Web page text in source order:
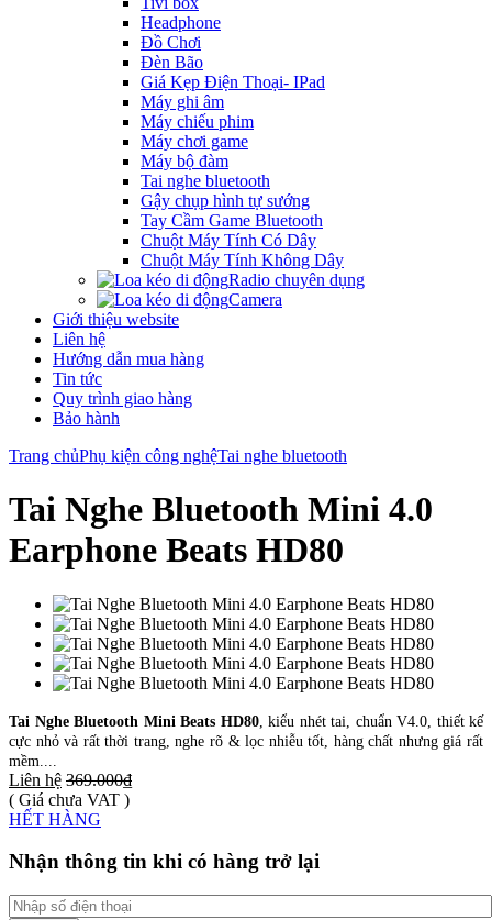
Headphone
Đồ Chơi
Đèn Bão
Giá Kẹp Điện Thoại- IPad
Máy ghi âm
Máy chiếu phim
Máy chơi game
Máy bộ đàm
Tai nghe bluetooth
Gậy chụp hình tự sướng
Tay Cầm Game Bluetooth
Chuột Máy Tính Có Dây
Chuột Máy Tính Không Dây
Radio chuyên dụng
Camera
Giới thiệu website
Liên hệ
Hướng dẫn mua hàng
Tin tức
Quy trình giao hàng
Bảo hành
Trang chủPhụ kiện công nghệTai nghe bluetooth
Tai Nghe Bluetooth Mini 4.0
Earphone Beats HD80
Tai Nghe Bluetooth Mini Beats HD80, kiểu nhét tai, chuẩn V4.0, thiết kế
cực nhỏ và rất thời trang, nghe rõ & lọc nhiễu tốt, hàng chất nhưng giá rất
mềm....
Liên hệ 369.000₫
( Giá chưa VAT )
HẾT HÀNG
Nhận thông tin khi có hàng trở lại